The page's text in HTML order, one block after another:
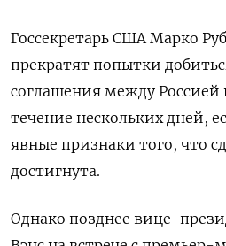
Госсекретарь США Марко
прекратят попытки
соглашения между Россией
течение нескольких дней,
явные признаки того, что
достигнута.
Однако позднее вице-